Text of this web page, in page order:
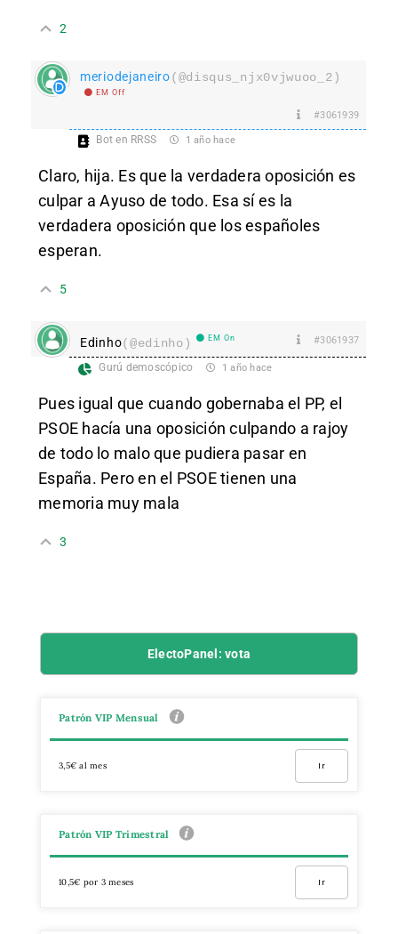
2
meriodejaneiro(@disqus_njx0vjwuoo_2)
EM Off
#3061939
Bot en RRSS 1 año hace
Claro, hija. Es que la verdadera oposición es
culpar a Ayuso de todo. Esa sí es la
verdadera oposición que los españoles
esperan.
5
Edinho(@edinho) EM On #3061937
Gurú demoscópico 1 año hace
Pues igual que cuando gobernaba el PP, el
PSOE hacía una oposición culpando a rajoy
de todo lo malo que pudiera pasar en
España. Pero en el PSOE tienen una
memoria muy mala
3
ElectoPanel: vota
Patrón VIP Mensual
3,5€ al mes Ir
Patrón VIP Trimestral
10,5€ por 3 meses Ir